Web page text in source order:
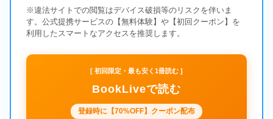
※違法サイトでの閲覧はデバイス破損等のリスクを伴いま
す。公式提携サービスの【無料体験】や【初回クーポン】を
利用したスマートなアクセスを推奨します。
[ 初回限定・最も安く1冊読む ]
BookLiveで読む
登録時に【70%OFF】クーポン配布